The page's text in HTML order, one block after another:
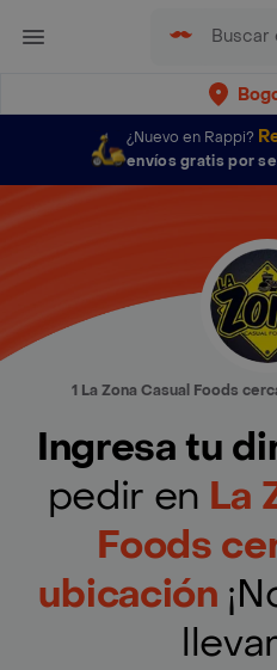
¿Nuevo en Rappi?
envíos gratis por
1 La Zona Casual Foods
Ingresa tu
pedir en La
Foods
ubicación